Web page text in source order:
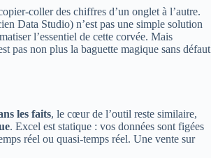
coller des chiffres d’un onglet à l’autre.
Data Studio) n’est pas une simple solution
l’essentiel de cette corvée. Mais
pas non plus la baguette magique sans défaut
les faits, le cœur de l’outil reste similaire,
. Excel est statique : vos données sont figées
réel ou quasi-temps réel. Une vente sur